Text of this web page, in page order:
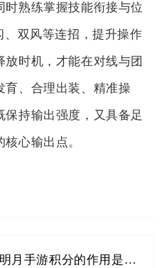
时熟练掌握技能衔接与位
、双风等连招，提升操作
时机，才能在对线与团
育、合理出装、精准操
持输出强度，又具备足
心输出点。
秦时明月手游积分的作用是什么